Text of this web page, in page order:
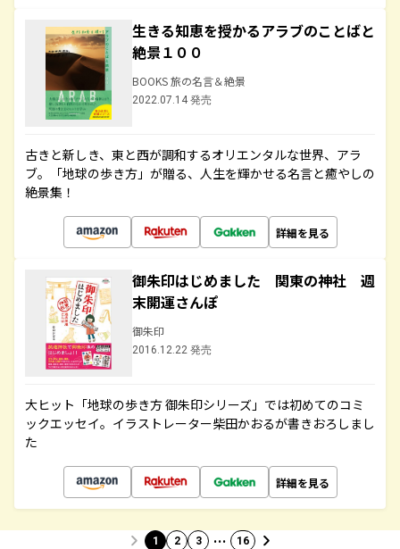
生きる知恵を授かるアラブのことばと
絶景１００
BOOKS 旅の名言＆絶景
2022.07.14 発売
古きと新しき、東と西が調和するオリエンタルな世界、アラ
ブ。「地球の歩き方」が贈る、人生を輝かせる名言と癒やしの
絶景集！
詳細を見る
御朱印はじめました 関東の神社 週
末開運さんぽ
御朱印
2016.12.22 発売
大ヒット「地球の歩き方 御朱印シリーズ」では初めてのコミ
ックエッセイ。イラストレーター柴田かおるが書きおろしまし
た
詳細を見る
1 2 3 … 16